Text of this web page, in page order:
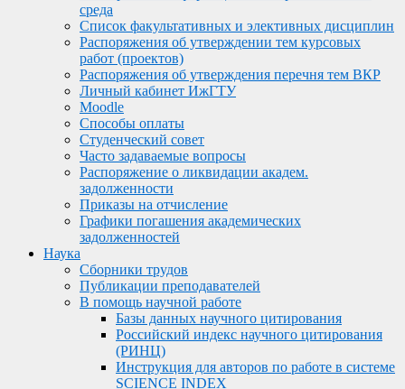
среда
Список факультативных и элективных дисциплин
Распоряжения об утверждении тем курсовых
работ (проектов)
Распоряжения об утверждения перечня тем ВКР
Личный кабинет ИжГТУ
Moodle
Способы оплаты
Студенческий совет
Часто задаваемые вопросы
Распоряжение о ликвидации академ.
задолженности
Приказы на отчисление
Графики погашения академических
задолженностей
Наука
Сборники трудов
Публикации преподавателей
В помощь научной работе
Базы данных научного цитирования
Российский индекс научного цитирования
(РИНЦ)
Инструкция для авторов по работе в системе
SCIENCE INDEX